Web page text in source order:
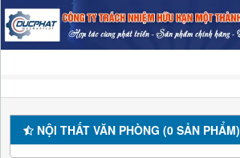
NỘI THẤT VĂN PHÒNG (0 SẢN PHẨM)